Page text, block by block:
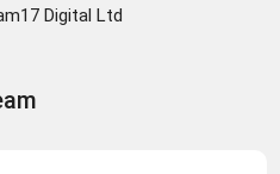
Digital Ltd